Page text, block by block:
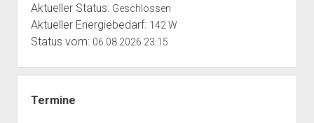
Aktueller Status: Geschlossen
Aktueller Energiebedarf: 142 W
Status vom: 06.08.2026 23:15
Termine